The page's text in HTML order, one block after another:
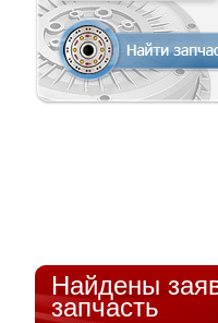
Найдены
запчасть